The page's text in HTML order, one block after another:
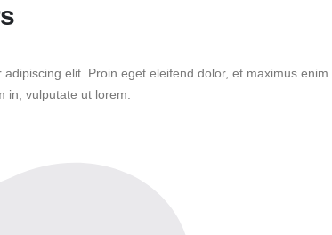
elit. Proin eget eleifend dolor, et maximus enim.
in, vulputate ut lorem.